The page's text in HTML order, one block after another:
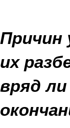
Причин
их
вряд